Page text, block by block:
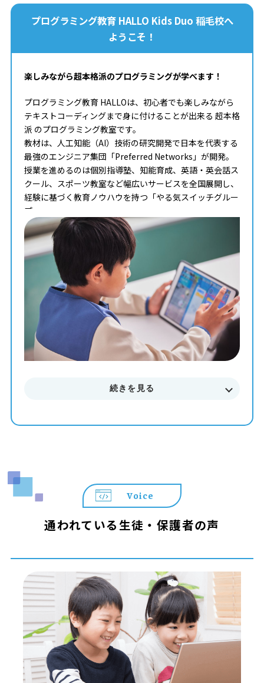
プログラミング教育 HALLO Kids Duo 稲毛校へ
ようこそ！
楽しみながら超本格派のプログラミングが学べます！
プログラミング教育 HALLOは、初心者でも楽しみながら
テキストコーディングまで身に付けることが出来る 超本格
派 のプログラミング教室です。
教材は、人工知能（AI）技術の研究開発で日本を代表する
最強のエンジニア集団「Preferred Networks」が開発。
授業を進めるのは個別指導塾、知能育成、英語・英会話ス
クール、スポーツ教室など幅広いサービスを全国展開し、
経験に基づく教育ノウハウを持つ「やる気スイッチグルー
プ」。
タイピングからコンピュータサイエンスまで学べる最高の
教材を使って、一人ひとりのペースや理解度に合わせた個
別最適化レッスンでプログラミングを学ぶことが出来ま
まずはお気軽に無料体験授業にご参加下さい。
料金やカリキュラムなどに関してもご説明致します。
続きを見る
Voice
通われている生徒・保護者の声